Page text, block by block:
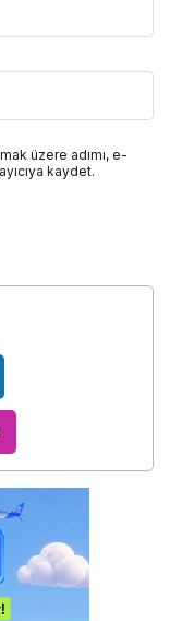
üzere adımı, e-
kaydet.